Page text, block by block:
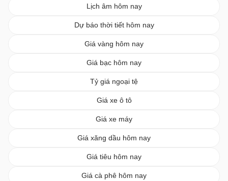
Lịch âm hôm nay
Dự báo thời tiết hôm nay
Giá vàng hôm nay
Giá bạc hôm nay
Tỷ giá ngoại tệ
Giá xe ô tô
Giá xe máy
Giá xăng dầu hôm nay
Giá tiêu hôm nay
Giá cà phê hôm nay